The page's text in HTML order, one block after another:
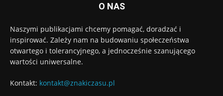
O NAS
Naszymi publikacjami chcemy pomagać, doradzać i
inspirować. Zależy nam na budowaniu społeczeństwa
otwartego i tolerancyjnego, a jednocześnie szanującego
wartości uniwersalne.
Kontakt: kontakt@znakiczasu.pl